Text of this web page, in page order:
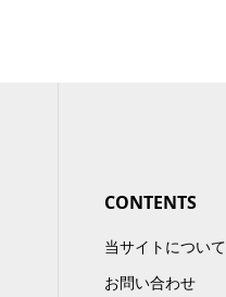
CONTENTS
当サイトについて
お問い合わせ